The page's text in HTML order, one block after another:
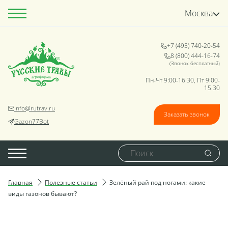
Москва
info@rutrav.ru
Gazon77Bot
+7 (495) 740-20-54
8 (800) 444-16-74
(Звонок бесплатный)
Пн-Чт 9:00-16:30, Пт 9:00-
15.30
Заказать звонок
Главная Полезные статьи
Зелёный рай под ногами: какие
виды газонов бывают?